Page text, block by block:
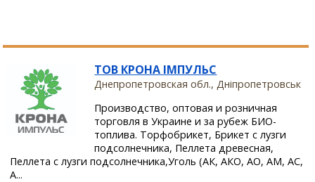
ТОВ КРОНА ІМПУЛЬС
Днепропетровская обл., Дніпропетровськ
Производство, оптовая и розничная
торговля в Украине и за рубеж БИО-
топлива. Торфобрикет, Брикет с лузги
подсолнечника, Пеллета древесная,
Пеллета с лузги подсолнечника,Уголь (АК, АКО, АО, АМ, АС,
А...